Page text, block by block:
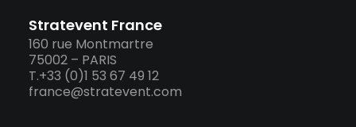
Stratevent France
160 rue Montmartre
75002 – PARIS
T.+33 (0)1 53 67 49 12
france@stratevent.com